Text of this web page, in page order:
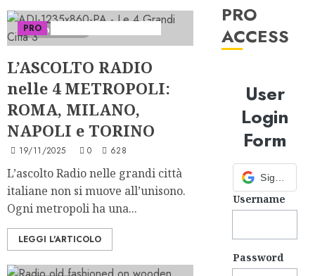
2 minuti letti
PRO
L’ASCOLTO RADIO
nelle 4 METROPOLI:
ROMA, MILANO,
NAPOLI e TORINO
19/11/2025 0 628
L’ascolto Radio nelle grandi città
italiane non si muove all’unisono.
Ogni metropoli ha una...
LEGGI L'ARTICOLO
PRO
ACCESS
User
Login
Form
Username
Password